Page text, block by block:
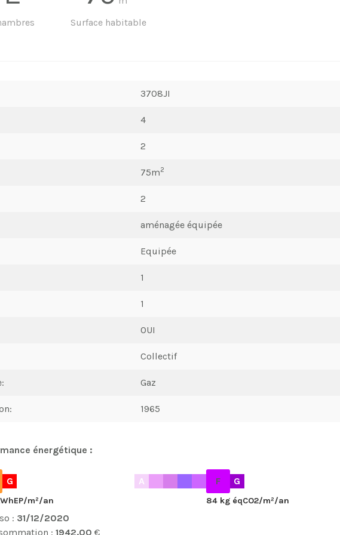
Surface habitable
3708JI
4
2
75m2
2
aménagée équipée
Equipée
1
1
OUI
Collectif
Gaz
1965
énergétique :
m²/an
G A F
84 kg éqCO2/m²/an
G
: 31/12/2020
: 1942.00 €